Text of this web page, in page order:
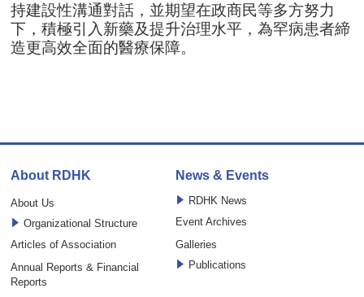
持建設性溝通對話，並期望在政商民等多方努力
下，積極引入新藥及提升治理水平，為罕病患者締
造更高效全面的醫療保障。
About RDHK
About Us
Organizational Structure
Articles of Association
Annual Reports & Financial
Reports
News & Events
RDHK News
Event Archives
Galleries
Publications